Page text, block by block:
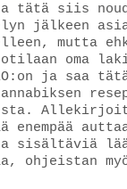
tätä siis
jälkeen
mutta
oma
ja saa
sisältäviä